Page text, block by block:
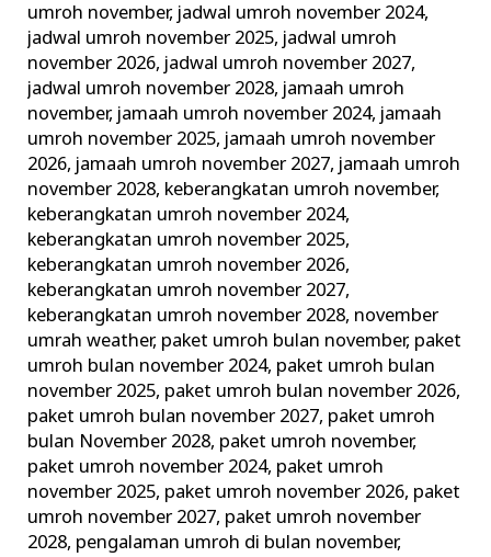
umroh november, jadwal umroh november 2024,
jadwal umroh november 2025, jadwal umroh
november 2026, jadwal umroh november 2027,
jadwal umroh november 2028, jamaah umroh
november, jamaah umroh november 2024, jamaah
umroh november 2025, jamaah umroh november
2026, jamaah umroh november 2027, jamaah umroh
november 2028, keberangkatan umroh november,
keberangkatan umroh november 2024,
keberangkatan umroh november 2025,
keberangkatan umroh november 2026,
keberangkatan umroh november 2027,
keberangkatan umroh november 2028, november
umrah weather, paket umroh bulan november, paket
umroh bulan november 2024, paket umroh bulan
november 2025, paket umroh bulan november 2026,
paket umroh bulan november 2027, paket umroh
bulan November 2028, paket umroh november,
paket umroh november 2024, paket umroh
november 2025, paket umroh november 2026, paket
umroh november 2027, paket umroh november
2028, pengalaman umroh di bulan november,